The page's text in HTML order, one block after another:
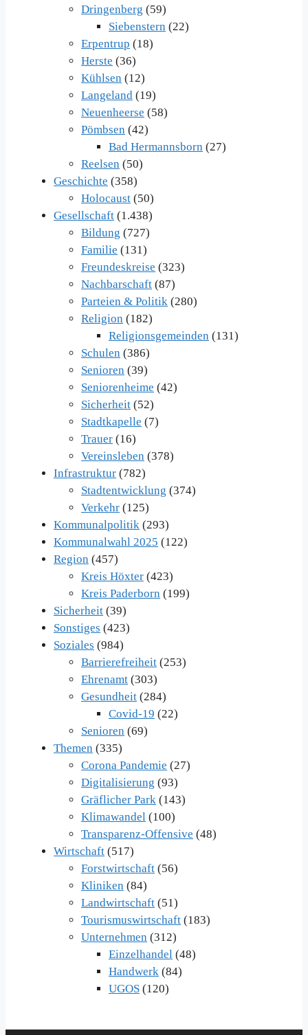
Dringenberg (59)
Siebenstern (22)
Erpentrup (18)
Herste (36)
Kühlsen (12)
Langeland (19)
Neuenheerse (58)
Pömbsen (42)
Bad Hermannsborn (27)
Reelsen (50)
Geschichte (358)
Holocaust (50)
Gesellschaft (1.438)
Bildung (727)
Familie (131)
Freundeskreise (323)
Nachbarschaft (87)
Parteien & Politik (280)
Religion (182)
Religionsgemeinden (131)
Schulen (386)
Senioren (39)
Seniorenheime (42)
Sicherheit (52)
Stadtkapelle (7)
Trauer (16)
Vereinsleben (378)
Infrastruktur (782)
Stadtentwicklung (374)
Verkehr (125)
Kommunalpolitik (293)
Kommunalwahl 2025 (122)
Region (457)
Kreis Höxter (423)
Kreis Paderborn (199)
Sicherheit (39)
Sonstiges (423)
Soziales (984)
Barrierefreiheit (253)
Ehrenamt (303)
Gesundheit (284)
Covid-19 (22)
Senioren (69)
Themen (335)
Corona Pandemie (27)
Digitalisierung (93)
Gräflicher Park (143)
Klimawandel (100)
Transparenz-Offensive (48)
Wirtschaft (517)
Forstwirtschaft (56)
Kliniken (84)
Landwirtschaft (51)
Tourismuswirtschaft (183)
Unternehmen (312)
Einzelhandel (48)
Handwerk (84)
UGOS (120)